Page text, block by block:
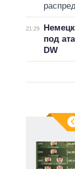
21:29
под
DW